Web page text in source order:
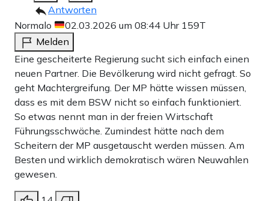
Antworten
Normalo
02.03.2026 um 08:44 Uhr 159T
Melden
Eine gescheiterte Regierung sucht sich einfach einen
neuen Partner. Die Bevölkerung wird nicht gefragt. So
geht Machtergreifung. Der MP hätte wissen müssen,
dass es mit dem BSW nicht so einfach funktioniert.
So etwas nennt man in der freien Wirtschaft
Führungsschwäche. Zumindest hätte nach dem
Scheitern der MP ausgetauscht werden müssen. Am
Besten und wirklich demokratisch wären Neuwahlen
gewesen.